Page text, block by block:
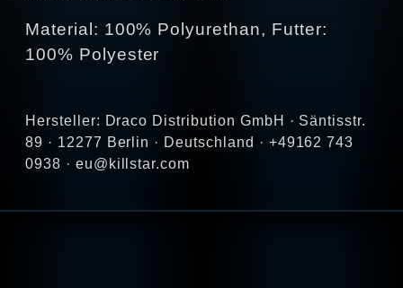
Material: 100% Polyurethan, Futter:
100% Polyester
Hersteller: Draco Distribution GmbH · Säntisstr.
89 · 12277 Berlin · Deutschland · +49162 743
0938 · eu@killstar.com